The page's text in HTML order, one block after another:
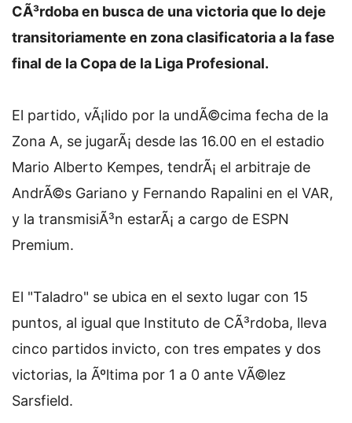
CÃ³rdoba en busca de una victoria que lo deje
transitoriamente en zona clasificatoria a la fase
final de la Copa de la Liga Profesional.
El partido, vÃ¡lido por la undÃ©cima fecha de la
Zona A, se jugarÃ¡ desde las 16.00 en el estadio
Mario Alberto Kempes, tendrÃ¡ el arbitraje de
AndrÃ©s Gariano y Fernando Rapalini en el VAR,
y la transmisiÃ³n estarÃ¡ a cargo de ESPN
Premium.
El "Taladro" se ubica en el sexto lugar con 15
puntos, al igual que Instituto de CÃ³rdoba, lleva
cinco partidos invicto, con tres empates y dos
victorias, la Ãºltima por 1 a 0 ante VÃ©lez
Sarsfield.